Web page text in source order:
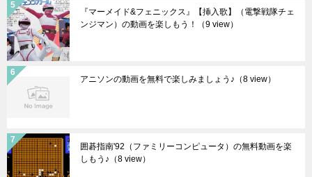
『マーメイド&フェニックス』【挿入歌】（電撃戦隊チェ
ンジマン）の動画を楽しもう！
（9 view）
アニソンの動画を無料で楽しみましょう♪ （8 view）
囲碁指南'92（ファミリーコンピュータ）の無料動画を楽
しもう♪ （8 view）